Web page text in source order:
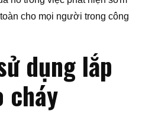
cho mọi người trong công
dụng lắp
cháy